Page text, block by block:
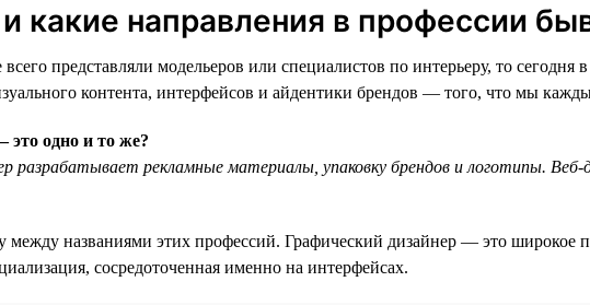
какие направления в профессии
представляли модельеров или специалистов по интерьеру, то
контента, интерфейсов и айдентики брендов — того, что мы
это одно и то же?
разрабатывает рекламные материалы, упаковку брендов и логотипы.
между названиями этих профессий. Графический дизайнер — это широкое
сосредоточенная именно на интерфейсах.